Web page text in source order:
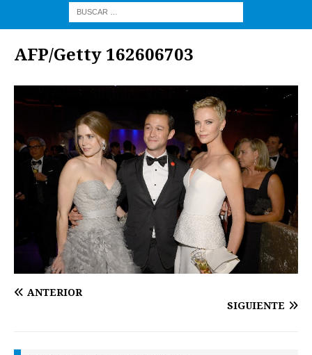
AFP/Getty 162606703
ANTERIOR
SIGUIENTE